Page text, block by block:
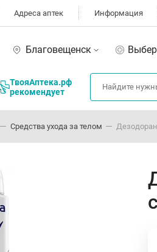
Адреса аптек Информация
Благовещенск
ТвояАптека.рф
рекомендует
Средства ухода за телом